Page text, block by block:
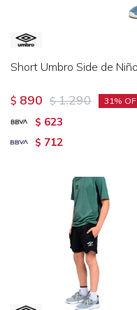
Short Umbro Side de
$ 890 $ 1.290 31
$ 623
$ 712